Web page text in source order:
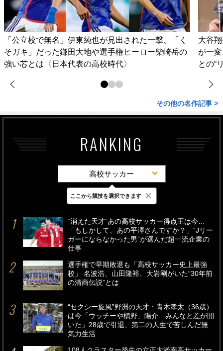
「公立校で無名」伊東純也が見出された一撃、「く
そガキ」だった鎌田大地や選手権ヒーロー柴崎岳の
強い芯とは〈日本代表の高校時代〉
大谷
が一
との“
その他の名作記事 >
RANKING
高校サッカー
最新 24時間 週間
“消えた天才”あの高校サッカー得点王は今…
「もしかして、あの平澤さんですか？」“Jリー
ガーにならなかった男”が選んだ超一流企業の
仕事
選手権で早期敗退も「高校サッカー史上最強
校」 名波浩、山田隆裕、大岩剛がいた“30年前
の清商伝説”とは
“セクシー旋風”野洲の天才・青木孝太（36歳）
は今「ウッチーや槙野、陽介…みんなと差が開
いた」28歳で引退、第二の人生で苦しんだ無
気力生活
ここから競技を選択できます ×